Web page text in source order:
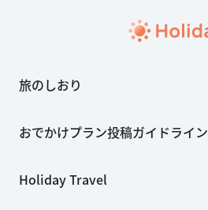
旅のしおり
おでかけプラン投稿ガイドライン
Holiday Travel